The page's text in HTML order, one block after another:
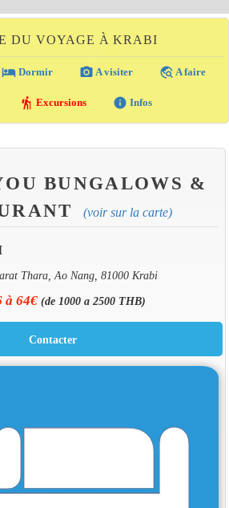
DU VOYAGE À KRABI
local_hotel Dormir photo_camera A visiter travel_explore A faire
hiking Excursions info Infos
BUNGALOWS &
(voir sur la carte)
Thara, Ao Nang, 81000 Krabi
à 64€(de 1000 a 2500 THB)